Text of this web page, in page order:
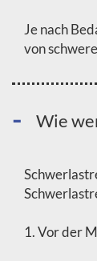
Je nach
von
Wie
1. Vor der